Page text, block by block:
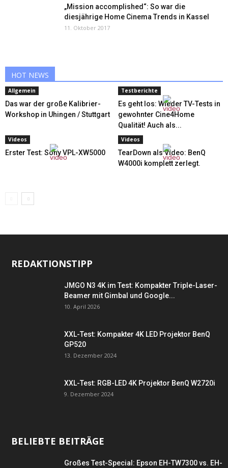
„Mission accomplished“: So war die
diesjährige Home Cinema Trends in Kassel
11. Oktober 2017
HOT NEWS
Allgemein
Das war der große Kalibrier-
Workshop in Uhingen / Stuttgart
Testberichte
Es geht los: Wieder TV-Tests in
gewohnter Cine4Home
Qualität! Auch als...
Videos
Erster Test: Sony VPL-XW5000
Videos
TearDown als Video: BenQ
W4000i komplett zerlegt.
REDAKTIONSTIPP
JMGO N3 4K im Test: Kompakter Triple-Laser-
Beamer mit Gimbal und Google...
10. April 2026
XXL-Test: Kompakter 4K LED Projektor BenQ
GP520
13. Dezember 2024
XXL-Test: RGB-LED 4K Projektor BenQ W2720i
9. Dezember 2024
BELIEBTE BEITRÄGE
Großes Test-Special: Epson EH-TW7300 vs. EH-